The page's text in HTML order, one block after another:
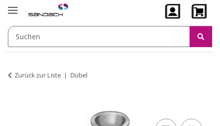
Zurück zur Liste Dübel